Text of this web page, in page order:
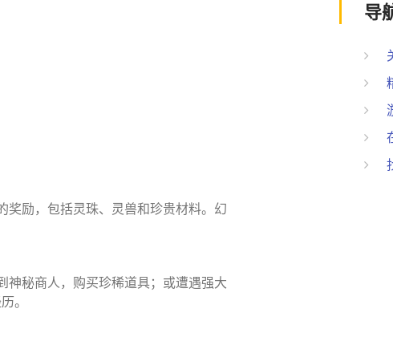
奖励，包括灵珠、灵兽和珍贵材料。幻
神秘商人，购买珍稀道具；或遭遇强大
。
导